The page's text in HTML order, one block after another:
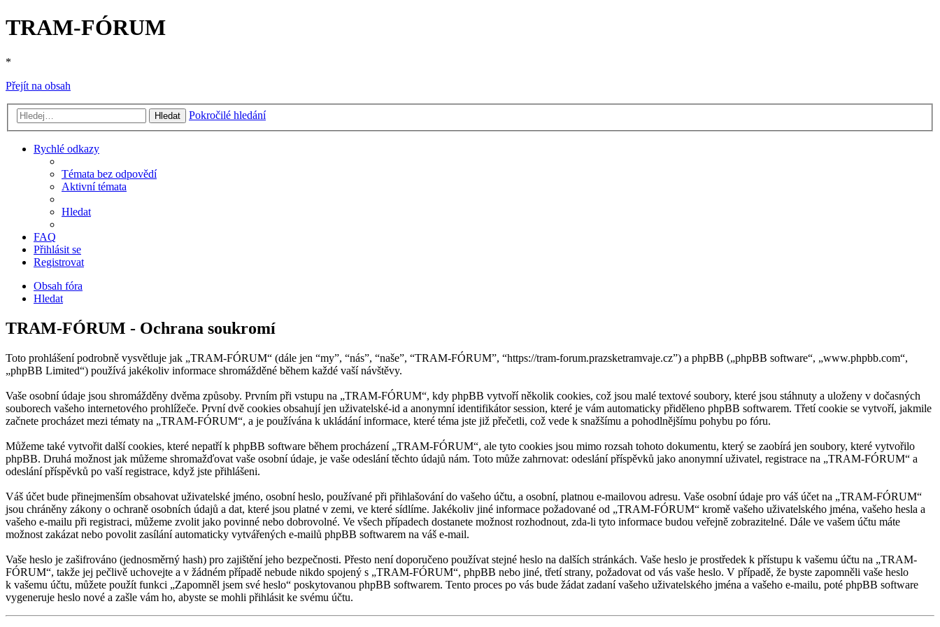
TRAM-FÓRUM
*
Přejít na obsah
Hledat Pokročilé hledání
Rychlé odkazy
Témata bez odpovědí
Aktivní témata
Hledat
FAQ
Přihlásit se
Registrovat
Obsah fóra
Hledat
TRAM-FÓRUM - Ochrana soukromí
Toto prohlášení podrobně vysvětluje jak „TRAM-FÓRUM“ (dále jen “my”, “nás”, “naše”, “TRAM-FÓRUM”, “https://tram-forum.prazsketramvaje.cz”) a phpBB („phpBB software“, „www.phpbb.com“,
„phpBB Limited“) používá jakékoliv informace shromážděné během každé vaší návštěvy.
Vaše osobní údaje jsou shromážděny dvěma způsoby. Prvním při vstupu na „TRAM-FÓRUM“, kdy phpBB vytvoří několik cookies, což jsou malé textové soubory, které jsou stáhnuty a uloženy v dočasných
souborech vašeho internetového prohlížeče. První dvě cookies obsahují jen uživatelské-id a anonymní identifikátor session, které je vám automaticky přiděleno phpBB softwarem. Třetí cookie se vytvoří, jakmile
začnete procházet mezi tématy na „TRAM-FÓRUM“, a je používána k ukládání informace, které téma jste již přečetli, což vede k snažšímu a pohodlnějšímu pohybu po fóru.
Můžeme také vytvořit další cookies, které nepatří k phpBB software během procházení „TRAM-FÓRUM“, ale tyto cookies jsou mimo rozsah tohoto dokumentu, který se zaobírá jen soubory, které vytvořilo
phpBB. Druhá možnost jak můžeme shromažďovat vaše osobní údaje, je vaše odeslání těchto údajů nám. Toto může zahrnovat: odeslání příspěvků jako anonymní uživatel, registrace na „TRAM-FÓRUM“ a
odeslání příspěvků po vaší registrace, když jste přihlášeni.
Váš účet bude přinejmenším obsahovat uživatelské jméno, osobní heslo, používané při přihlašování do vašeho účtu, a osobní, platnou e-mailovou adresu. Vaše osobní údaje pro váš účet na „TRAM-FÓRUM“
jsou chráněny zákony o ochraně osobních údajů a dat, které jsou platné v zemi, ve které sídlíme. Jakékoliv jiné informace požadované od „TRAM-FÓRUM“ kromě vašeho uživatelského jména, vašeho hesla a
vašeho e-mailu při registraci, můžeme zvolit jako povinné nebo dobrovolné. Ve všech případech dostanete možnost rozhodnout, zda-li tyto informace budou veřejně zobrazitelné. Dále ve vašem účtu máte
možnost zakázat nebo povolit zasílání automaticky vytvářených e-mailů phpBB softwarem na váš e-mail.
Vaše heslo je zašifrováno (jednosměrný hash) pro zajištění jeho bezpečnosti. Přesto není doporučeno používat stejné heslo na dalších stránkách. Vaše heslo je prostředek k přístupu k vašemu účtu na „TRAM-
FÓRUM“, takže jej pečlivě uchovejte a v žádném případě nebude nikdo spojený s „TRAM-FÓRUM“, phpBB nebo jiné, třetí strany, požadovat od vás vaše heslo. V případě, že byste zapomněli vaše heslo
k vašemu účtu, můžete použít funkci „Zapomněl jsem své heslo“ poskytovanou phpBB softwarem. Tento proces po vás bude žádat zadaní vašeho uživatelského jména a vašeho e-mailu, poté phpBB software
vygeneruje heslo nové a zašle vám ho, abyste se mohli přihlásit ke svému účtu.